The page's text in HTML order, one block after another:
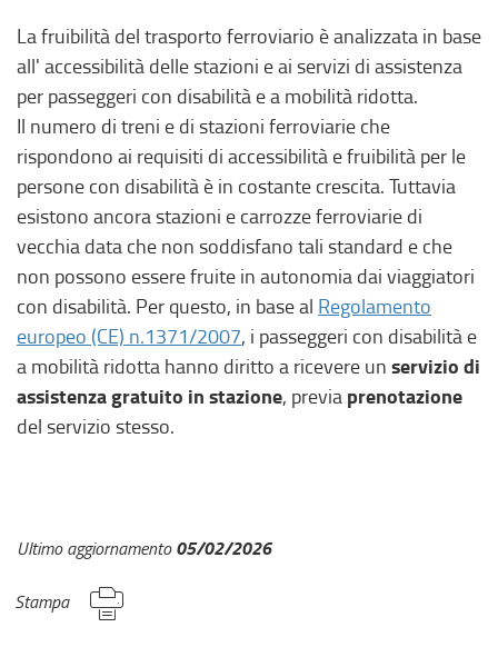
La fruibilità del trasporto ferroviario è analizzata in base
all' accessibilità delle stazioni e ai servizi di assistenza
per passeggeri con disabilità e a mobilità ridotta.
Il numero di treni e di stazioni ferroviarie che
rispondono ai requisiti di accessibilità e fruibilità per le
persone con disabilità è in costante crescita. Tuttavia
esistono ancora stazioni e carrozze ferroviarie di
vecchia data che non soddisfano tali standard e che
non possono essere fruite in autonomia dai viaggiatori
con disabilità. Per questo, in base al Regolamento
europeo (CE) n.1371/2007, i passeggeri con disabilità e
a mobilità ridotta hanno diritto a ricevere un servizio di
assistenza gratuito in stazione, previa prenotazione
del servizio stesso.
Ultimo aggiornamento05/02/2026
Stampa